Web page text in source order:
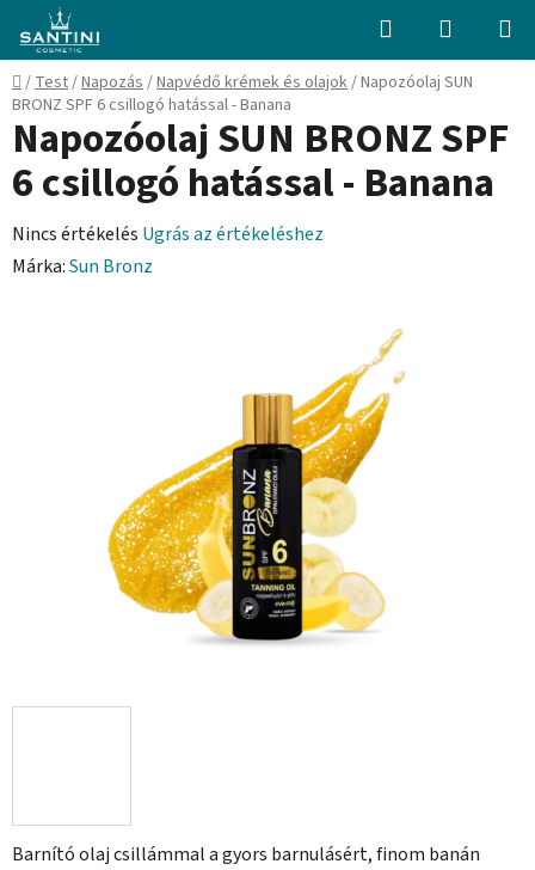
fő
tartalomhoz
Keresés KOSÁR
Kezdőlap
/Test/Napozás/Napvédő krémek és olajok/Napozóolaj SUN
BRONZ SPF 6 csillogó hatással - Banana
Barnító olaj csillámmal a gyors barnulásért, finom banán
Napozóolaj SUN BRONZ SPF
6 csillogó hatással - Banana
A
termék
Nincs értékelés Ugrás az értékeléshez
Márka:Sun Bronz